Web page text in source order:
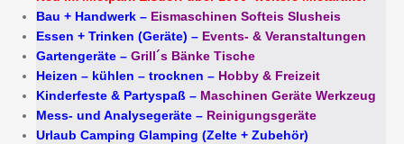
Bau + Handwerk – Eismaschinen Softeis Slusheis
Essen + Trinken (Geräte) – Events- & Veranstaltungen
Gartengeräte – Grill´s Bänke Tische
Heizen – kühlen – trocknen – Hobby & Freizeit
Kinderfeste & Partyspaß – Maschinen Geräte Werkzeug
Mess- und Analysegeräte – Reinigungsgeräte
Urlaub Camping Glamping (Zelte + Zubehör)